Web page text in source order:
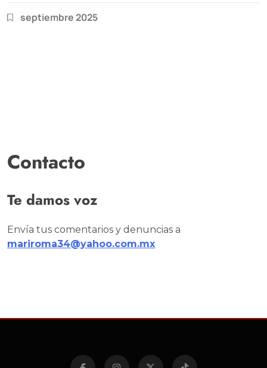
septiembre 2025
Contacto
Te damos voz
Envía tus comentarios y denuncias a
mariroma34@yahoo.com.mx